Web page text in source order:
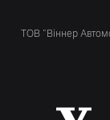
ТОВ "Віннер